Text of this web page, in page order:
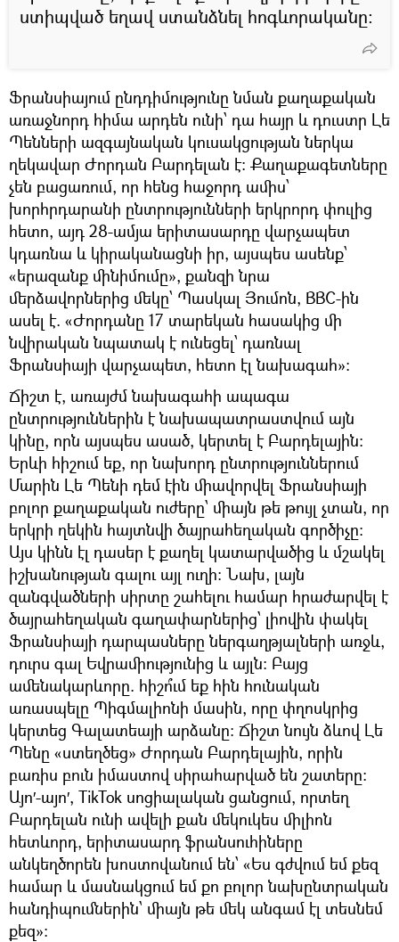
ստիպված եղավ ստանձնել հոգևորականը։
Ֆրանսիայում ընդդիմությունը նման քաղաքական
առաջնորդ հիմա արդեն ունի՝ դա հայր և դուստր Լե
Պենների ազգայնական կուսակցության ներկա
ղեկավար Ժորդան Բարդելան է։ Քաղաքագետները
չեն բացառում, որ հենց հաջորդ ամիս՝
խորհրդարանի ընտրությունների երկրորդ փուլից
հետո, այդ 28-ամյա երիտասարդը վարչապետ
կդառնա և կիրականացնի իր, այսպես ասենք՝
«երազանք մինիմումը», քանզի նրա
մերձավորներից մեկը՝ Պասկալ Յումոն, BBC-ին
ասել է. «Ժորդանը 17 տարեկան հասակից մի
նվիրական նպատակ է ունեցել՝ դառնալ
Ֆրանսիայի վարչապետ, հետո էլ նախագահ»։
Ճիշտ է, առայժմ նախագահի ապագա
ընտրություններին է նախապատրաստվում այն
կինը, որն այսպես ասած, կերտել է Բարդելային։
Երևի հիշում եք, որ նախորդ ընտրություններում
Մարին Լե Պենի դեմ էին միավորվել Ֆրանսիայի
բոլոր քաղաքական ուժերը՝ միայն թե թույլ չտան, որ
երկրի ղեկին հայտնվի ծայրահեղական գործիչը։
Այս կինն էլ դասեր է քաղել կատարվածից և մշակել
իշխանության գալու այլ ուղի։ Նախ, լայն
զանգվածների սիրտը շահելու համար հրաժարվել է
ծայրահեղական գաղափարներից՝ լիովին փակել
Ֆրանսիայի դարպասները ներգաղթյալների առջև,
դուրս գալ Եվրամիությունից և այլն։ Բայց
ամենակարևորը. հիշո՞ւմ եք հին հունական
առասպելը Պիգմալիոնի մասին, որը փղոսկրից
կերտեց Գալատեայի արձանը։ Ճիշտ նույն ձևով Լե
Պենը «ստեղծեց» Ժորդան Բարդելային, որին
բառիս բուն իմաստով սիրահարված են շատերը։
Այո′-այո′, TikTok սոցիալական ցանցում, որտեղ
Բարդելան ունի ավելի քան մեկուկես միլիոն
հետևորդ, երիտասարդ ֆրանսուհիները
անկեղծորեն խոստովանում են՝ «Ես գժվում եմ քեզ
համար և մասնակցում եմ քո բոլոր նախընտրական
հանդիպումներին՝ միայն թե մեկ անգամ էլ տեսնեմ
քեզ»։